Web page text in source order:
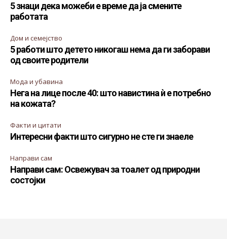
5 знаци дека можеби е време да ја смените
работата
Дом и семејство
5 работи што детето никогаш нема да ги заборави
од своите родители
Мода и убавина
Нега на лице после 40: што навистина ѝ е потребно
на кожата?
Факти и цитати
Интересни факти што сигурно не сте ги знаеле
Направи сам
Направи сам: Освежувач за тоалет од природни
состојки